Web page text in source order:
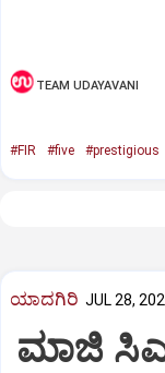
TEAM UDAYAVANI
#FIR #five #prestigious
ಯಾದಗಿರಿ JUL 28,
ಮಾಜಿ‌‌